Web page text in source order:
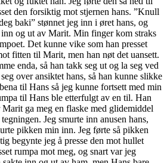
den forsiktig mot stjernen hans. ”Knull
baki” stønnet jeg inn i øret hans, og
og ut av Marit. Min finger kom straks
Det kunne vike som han presset
fitten til Marit, men han nøt det uansett.
enda, så han takk seg ut og la seg ved
over ansiktet hans, så han kunne slikke
til Hans så jeg kunne fortsett med min
til Hans ble etterfulgt av en til. Han
ga meg en flaske med glidemiddel
Jeg smurte inn anusen hans,
pikken min inn. Jeg førte så pikken
begynte jeg å presse den mot hullet
rumpa mot meg, og snart var jeg